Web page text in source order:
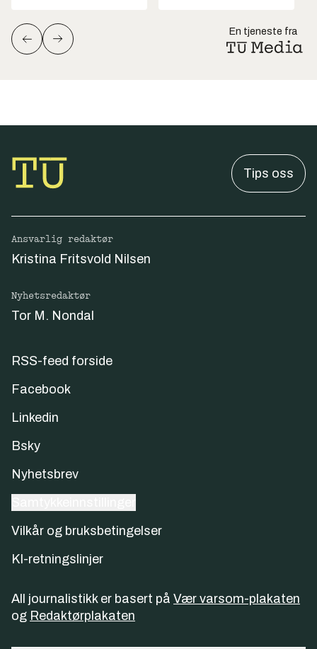
En tjeneste fra
Tips oss
Ansvarlig redaktør
Kristina Fritsvold Nilsen
Nyhetsredaktør
Tor M. Nondal
RSS-feed forside
Facebook
Linkedin
Bsky
Nyhetsbrev
Vilkår og bruksbetingelser
KI-retningslinjer
All journalistikk er basert på Vær varsom-plakaten
og Redaktørplakaten